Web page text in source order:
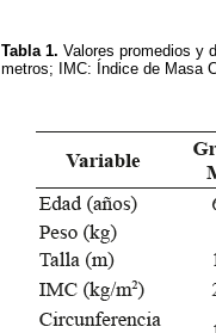
Tabla 1. Valores promedios y
metros; IMC: Índice de Masa